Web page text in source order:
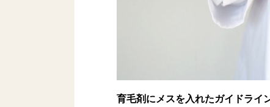
育毛剤にメスを入れたガイドライ